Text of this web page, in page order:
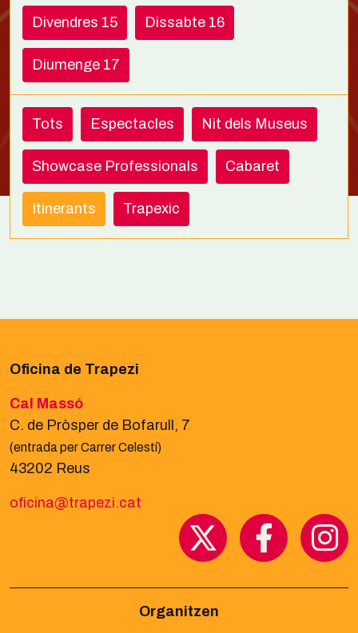
Divendres 15 Dissabte 16
Diumenge 17
Tots Espectacles Nit dels Museus
Showcase Professionals Cabaret
Itinerants Trapexic
Oficina de Trapezi
Cal Massó
C. de Pròsper de Bofarull, 7
(entrada per Carrer Celestí)
43202 Reus
oficina@trapezi.cat
Organitzen